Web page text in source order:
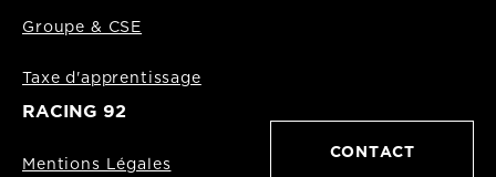
Groupe & CSE
Taxe d'apprentissage
RACING 92
Mentions Légales
CONTACT